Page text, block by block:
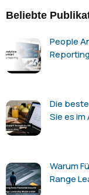
Beliebte
People
Die
Sie es im
Warum
Range